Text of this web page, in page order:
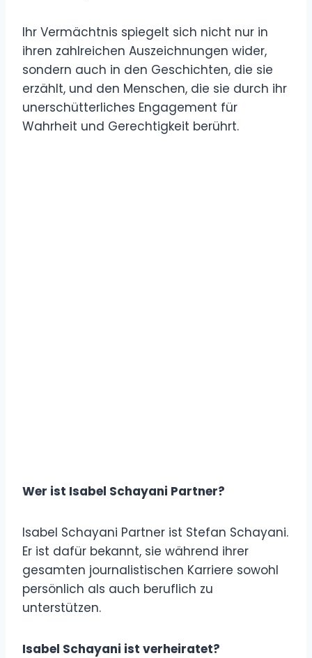
Ihr Vermächtnis spiegelt sich nicht nur in
ihren zahlreichen Auszeichnungen wider,
sondern auch in den Geschichten, die sie
erzählt, und den Menschen, die sie durch ihr
unerschütterliches Engagement für
Wahrheit und Gerechtigkeit berührt.
Wer ist Isabel Schayani Partner?
Isabel Schayani Partner ist Stefan Schayani.
Er ist dafür bekannt, sie während ihrer
gesamten journalistischen Karriere sowohl
persönlich als auch beruflich zu
unterstützen.
Isabel Schayani ist verheiratet?